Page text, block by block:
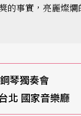
的事實，亮麗燦
琴獨奏會
北 國家音樂廳